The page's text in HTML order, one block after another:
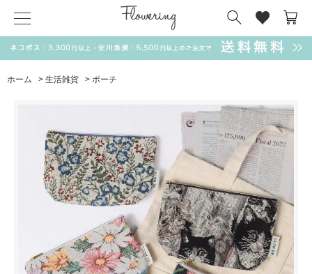
ホーム > 生活雑貨 > ポーチ
気化冷却スカーフ matsui サンリオ キーポーチ
MAGUFIT チャーム